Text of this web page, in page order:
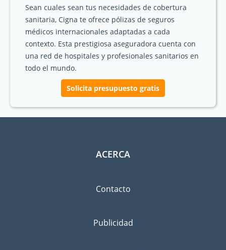
Sean cuales sean tus necesidades de cobertura
sanitaria, Cigna te ofrece pólizas de seguros
médicos internacionales adaptadas a cada
contexto. Esta prestigiosa aseguradora cuenta con
una red de hospitales y profesionales sanitarios en
todo el mundo.
Solicita presupuesto gratis
ACERCA
Contacto
Publicidad